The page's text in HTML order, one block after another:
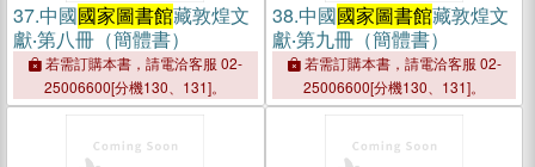
37.中國國家圖書館藏敦煌文
獻‧第八冊（簡體書）
若需訂購本書，請電洽客服 02-
25006600[分機130、131]。
38.中國國家圖書館藏敦煌文
獻‧第九冊（簡體書）
若需訂購本書，請電洽客服 02-
25006600[分機130、131]。